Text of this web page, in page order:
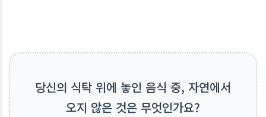
당신의 식탁 위에 놓인 음식 중, 자연에서
오지 않은 것은 무엇인가요?